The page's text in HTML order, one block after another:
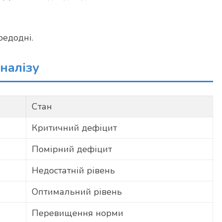
Стан
Критичний дефіцит
Помірний дефіцит
Недостатній рівень
Оптимальний рівень
Перевищення норми